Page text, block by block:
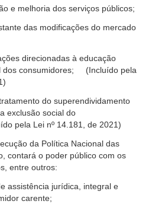
e melhoria dos serviços públicos;
das modificações do mercado
direcionadas à educação
dos consumidores; (Incluído pela
do superendividamento
exclusão social do
pela Lei nº 14.181, de 2021)
da Política Nacional das
contará o poder público com os
entre outros:
assistência jurídica, integral e
carente;